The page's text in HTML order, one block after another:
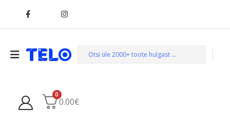
0
0.00€